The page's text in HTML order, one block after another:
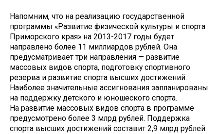
Напомним, что на реализацию государственной
программы «Развитие физической культуры и спорта
Приморского края» на 2013-2017 годы будет
направлено более 11 миллиардов рублей. Она
предусматривает три направления — развитие
массовых видов спорта, подготовку спортивного
резерва и развитие спорта высших достижений.
Наиболее значительные ассигнования запланированы
на поддержку детского и юношеского спорта.
На развитие массовых видов спорта в программе
предусмотрено более 3 млрд рублей. Поддержка
спорта высших достижений составит 2,9 млрд рублей.